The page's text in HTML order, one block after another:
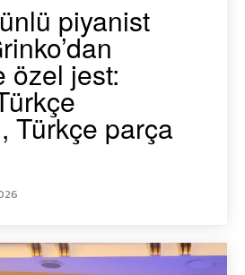
piyanist
özel jest:
Türkçe parça